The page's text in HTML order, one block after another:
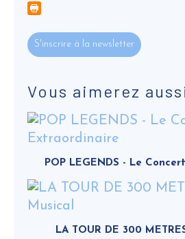
S'inscrire à la newsletter
Vous aimerez
POP LEGENDS - Le
LA TOUR DE 300